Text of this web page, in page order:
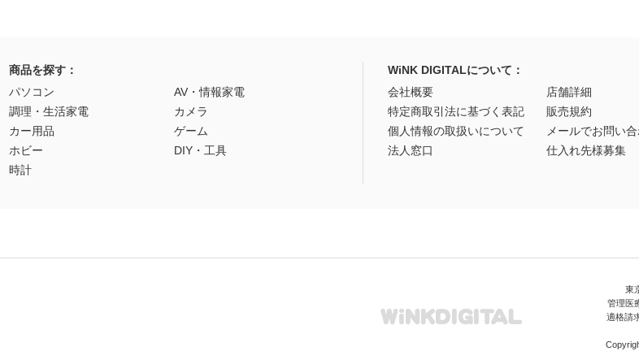
商品を探す：
パソコン
AV・情報家電
調理・生活家電
カメラ
カー用品
ゲーム
ホビー
DIY・工具
時計
WiNK DIGITALについて：
会社概要
店舗詳細
特定商取引法に基づく表記
販売規約
個人情報の取扱いについて
メールでお問い
法人窓口
仕入れ先様募集
東
管理医
適格請